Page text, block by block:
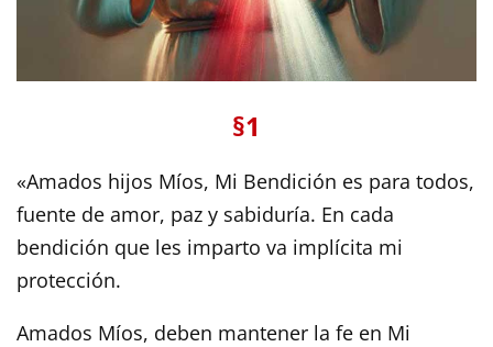
§1
«Amados hijos Míos, Mi Bendición es para todos,
fuente de amor, paz y sabiduría. En cada
bendición que les imparto va implícita mi
protección.
Amados Míos, deben mantener la fe en Mi